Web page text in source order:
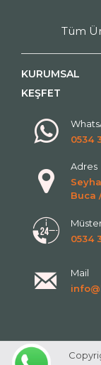
Tüm
KURUMSAL
KEŞFET
0534
Adres
Buca
0534
Mail